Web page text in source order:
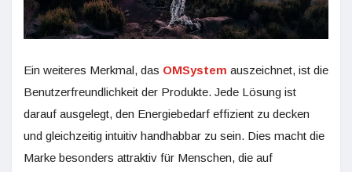
Ein weiteres Merkmal, das OMSystem auszeichnet, ist die
Benutzerfreundlichkeit der Produkte. Jede Lösung ist
darauf ausgelegt, den Energiebedarf effizient zu decken
und gleichzeitig intuitiv handhabbar zu sein. Dies macht die
Marke besonders attraktiv für Menschen, die auf